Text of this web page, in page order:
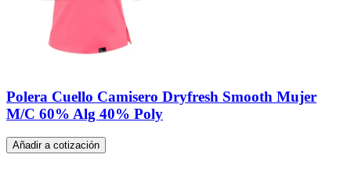
Polera Cuello Camisero Dryfresh Smooth Mujer
M/C 60% Alg 40% Poly
Añadir a cotización